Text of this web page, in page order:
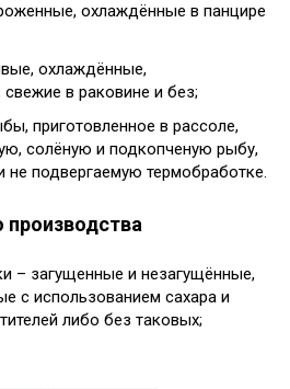
охлаждённые в панцире
охлаждённые,
в раковине и без;
приготовленное в рассоле,
солёную и подкопченую рыбу,
не подвергаемую термобработке.
– загущенные и незагущённые,
с использованием сахара и
либо без таковых;